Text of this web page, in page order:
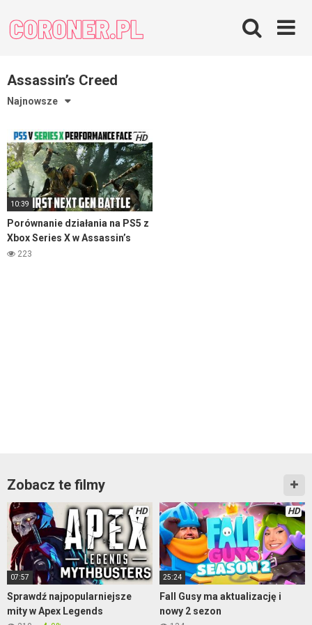
content
Assassin’s Creed
Najnowsze
HD
10:39
Porównanie działania na PS5 z
Xbox Series X w Assassin’s
Creed: Valhalla
223
Zobacz te filmy
HD
07:57
Sprawdź najpopularniejsze
mity w Apex Legends
HD
25:24
Fall Gusy ma aktualizację i
nowy 2 sezon